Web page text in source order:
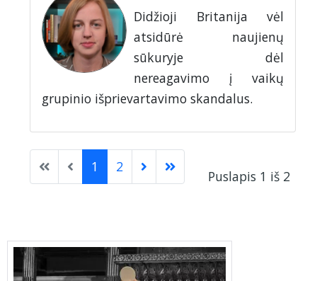
Didžioji Britanija vėl
atsidūrė naujienų
sūkuryje dėl
nereagavimo į vaikų
grupinio išprievartavimo skandalus.
Puslapis 1 iš 2
1 2